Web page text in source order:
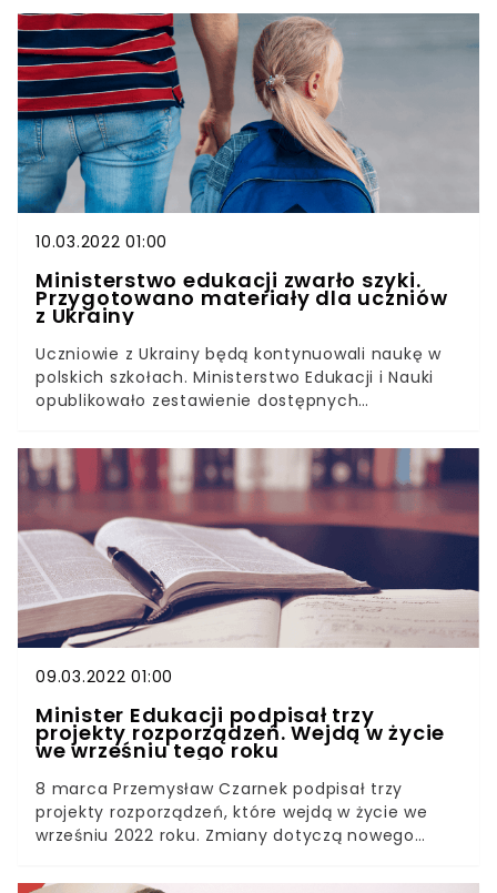
Ministerstwa Edukacji i Nauki przebywają na
nauce zdalnej. Większość klas 1-4 szkół
podstawowych funkcjonuje w trybie
stacjonarnym.Ministerstwo Edukacji i Nauki
opublikowało komunikat dotyczący
funkcjonowania przedszkoli i szkół z wyłączeniem
województw, w których trwają ferie. Dane dotyczą
klas 1-4 z dziesięciu województw.
10.03.2022 01:00
Ministerstwo edukacji zwarło szyki.
Przygotowano materiały dla uczniów
z Ukrainy
Uczniowie z Ukrainy będą kontynuowali naukę w
polskich szkołach. Ministerstwo Edukacji i Nauki
opublikowało zestawienie dostępnych
ukraińskimi dziećmi. W związku z konfliktem
zbrojnym w Ukrainie oraz masowym napływem
ukraińskich rodzin do naszego kraju, do polskich
szkół przyjmowane będą dzieci z Ukrainy.
Ministerstwo Edukacji i Nauki przygotowało
zestawienie materiałów edukacyjnych do
wykorzystania w pracy z nowymi uczniami.
09.03.2022 01:00
Minister Edukacji podpisał trzy
projekty rozporządzeń. Wejdą w życie
we wrześniu tego roku
8 marca Przemysław Czarnek podpisał trzy
projekty rozporządzeń, które wejdą w życie we
wrześniu 2022 roku. Zmiany dotyczą nowego
podstawy programowej lekcji historii i wiedzy o